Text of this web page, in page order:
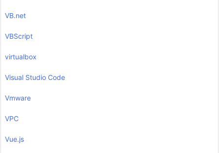
VB.net
VBScript
virtualbox
Visual Studio Code
Vmware
VPC
Vue.js